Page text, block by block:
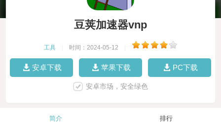
豆荚加速器vnp
工具 时间：2024-05-12
安卓下载 苹果下载 PC下载
安卓市场，安全绿色
简介 排行